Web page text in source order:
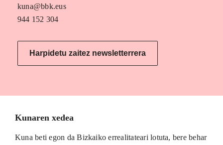
kuna@bbk.eus
944 152 304
Harpidetu zaitez newsletterrera
Kunaren xedea
Kuna beti egon da Bizkaiko errealitateari lotuta, bere behar